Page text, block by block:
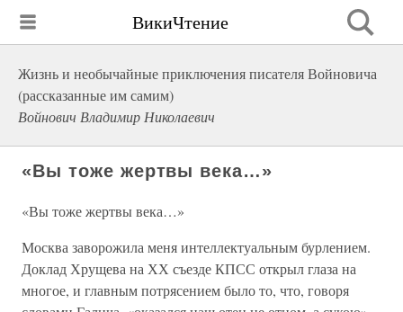
ВикиЧтение
Жизнь и необычайные приключения писателя Войновича
(рассказанные им самим)
Войнович Владимир Николаевич
«Вы тоже жертвы века…»
«Вы тоже жертвы века…»
Москва заворожила меня интеллектуальным бурлением.
Доклад Хрущева на ХХ съезде КПСС открыл глаза на
многое, и главным потрясением было то, что, говоря